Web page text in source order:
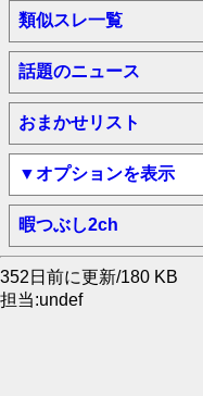
類似スレ一覧
話題のニュース
おまかせリスト
▼オプションを表示
暇つぶし2ch
352日前に更新/180 KB
担当:undef